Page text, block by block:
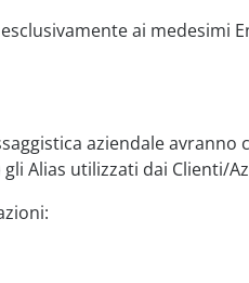
ai medesimi
aziendale avranno
gli Alias utilizzati dai Clienti/